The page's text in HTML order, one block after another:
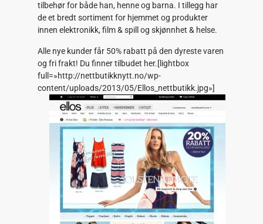
tilbehør for både han, henne og barna. I tillegg har
de et bredt sortiment for hjemmet og produkter
innen elektronikk, film & spill og skjønnhet & helse.
Alle nye kunder får 50% rabatt på den dyreste varen
og fri frakt! Du finner tilbudet her.[lightbox
full=»http://nettbutikknytt.no/wp-
content/uploads/2013/05/Ellos_nettbutikk.jpg»]